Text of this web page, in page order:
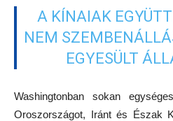
A KÍNAIAK
NEM
EGYESÜLT
Washingtonban sokan
Oroszországot, Iránt és Észak